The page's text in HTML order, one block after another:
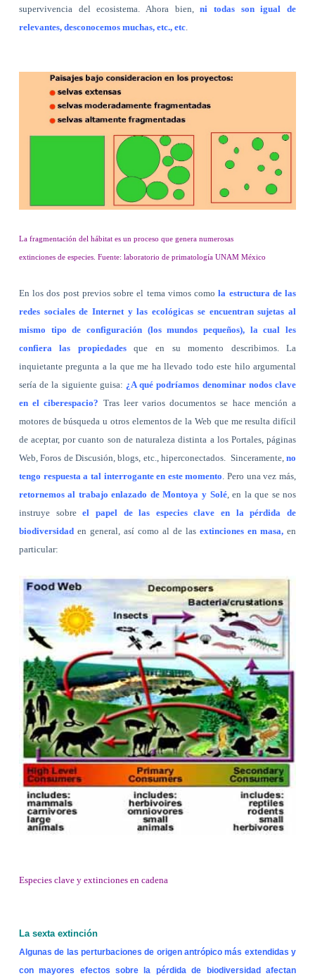
supervivencia del ecosistema. Ahora bien,ni todas son igual de
relevantes, desconocemos muchas, etc., etc.
La fragmentación del hábitat es un proceso que genera numerosas
extinciones de especies. Fuente: laboratorio de primatología UNAM México
En los dos post previos sobre el tema vimos comola estructura de las
redes sociales de Internet y las ecológicas se encuentran sujetas al
mismo tipo de configuración (los mundos pequeños), la cual les
confiera las propiedadesque en su momento describimos. La
inquietante pregunta a la que me ha llevado todo este hilo argumental
sería de la siguiente guisa: ¿A qué podríamos denominar nodos clave
en el ciberespacio? Tras leer varios documentos se hace mención a
motores de búsqueda u otros elementos de la Web que me resulta difícil
de aceptar, por cuanto son de naturaleza distinta a los Portales, páginas
Web, Foros de Discusión, blogs, etc., hiperconectados.
Sinceramente,no
tengo respuesta a tal interrogante en este momento . Pero una vez más,
retornemos al trabajo enlazado de Montoya y Solé, en la que se nos
instruye sobreel papel de las especies clave en la pérdida de
biodiversidaden general, así como al de lasextinciones en masa,en
particular:
Especies clave y extinciones en cadena
La sexta extinción
Algunas de las perturbaciones de origen antrópico más extendidas y
con mayores efectos sobre la pérdida de biodiversidad afectan